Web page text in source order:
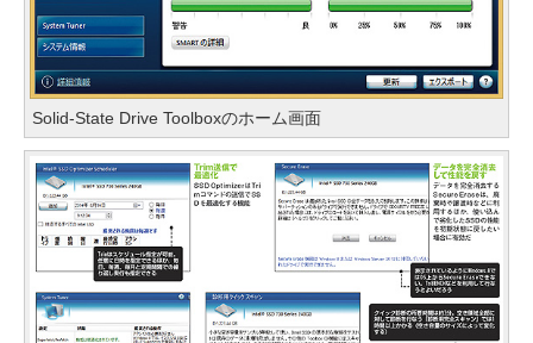
Solid-State Drive Toolboxのホーム画面